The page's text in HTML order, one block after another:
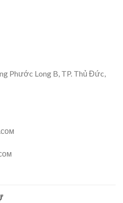
Phước Long B, TP. Thủ Đức,